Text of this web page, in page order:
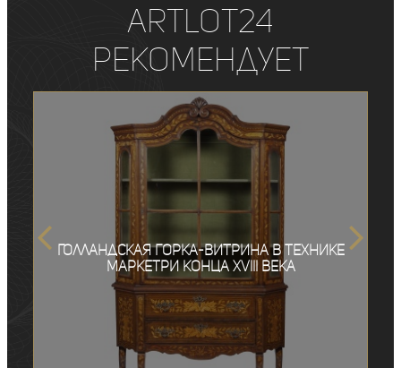
ArtLot24
рекомендует
Голландская горка-витрина в технике
маркетри конца XVIII века